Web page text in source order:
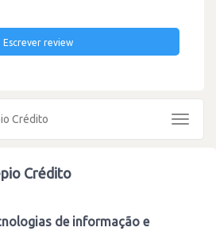
Escrever review
Crédito
Toggle
Crédito
de informação e